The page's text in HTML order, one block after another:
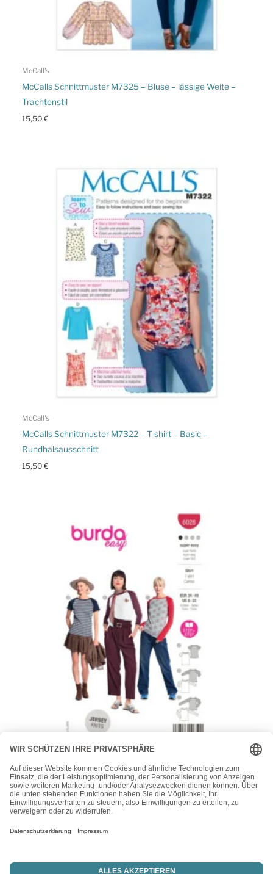
McCall's
McCalls Schnittmuster M7325 – Bluse – lässige Weite –
Trachtenstil
15,50€
McCall's
McCalls Schnittmuster M7322 – T-shirt – Basic –
Rundhalsausschnitt
15,50€
Burda
Burda Style Schnittmuster Nr. 6028 – Shirt – T-Shirt –
Longsleeve – Raglanärmel
10,90€